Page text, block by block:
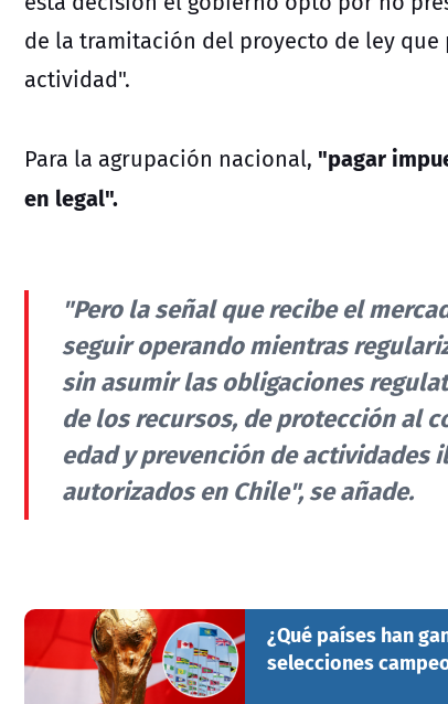
de la tramitación del proyecto de ley
actividad".
Para la agrupación nacional, "pagar
en legal".
"Pero la señal que recibe el
seguir operando mientras
sin asumir las obligaciones
de los recursos, de protección al
edad y prevención de
autorizados en Chile", se añade.
¿Qué países han
selecciones